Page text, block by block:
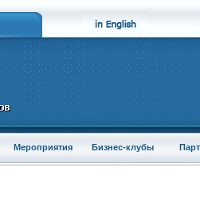
Мероприятия Бизнес-клубы